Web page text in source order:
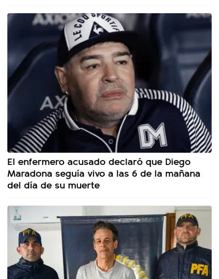
El enfermero acusado declaró que Diego
Maradona seguía vivo a las 6 de la mañana
del día de su muerte